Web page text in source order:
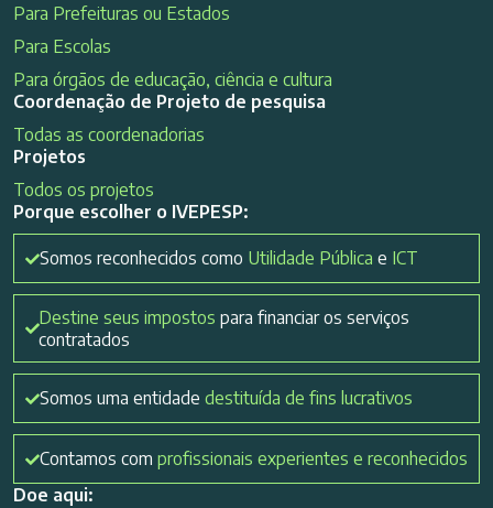
Para Prefeituras ou Estados
Para Escolas
Para órgãos de educação, ciência e cultura
Coordenação de Projeto de pesquisa
Todas as coordenadorias
Projetos
Todos os projetos
Porque escolher o IVEPESP:
Somos reconhecidos como Utilidade Pública e ICT
Destine seus impostos para financiar os serviços
contratados
Somos uma entidade destituída de fins lucrativos
Contamos com profissionais experientes e reconhecidos
Doe aqui: